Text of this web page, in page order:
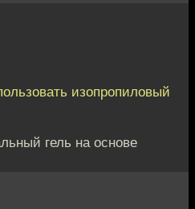
изопропиловый
гель на основе